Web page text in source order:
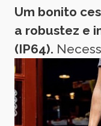
Um bonito
a robustez e
(IP64).